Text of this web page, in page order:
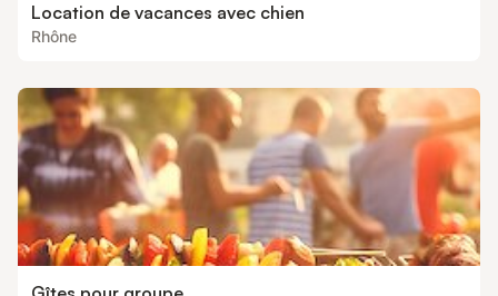
Location de vacances avec chien
Rhône